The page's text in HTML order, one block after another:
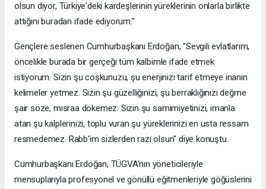
olsun diyor, Türkiye'deki kardeşlerinin yüreklerinin onlarla birlikte
attığını buradan ifade ediyorum."
Gençlere seslenen Cumhurbaşkanı Erdoğan, "Sevgili evlatlarım,
öncelikle burada bir gerçeği tüm kalbimle ifade etmek
istiyorum. Sizin şu coşkunuzu, şu enerjinizi tarif etmeye inanın
kelimeler yetmez. Sizin şu güzelliğinizi, şu berraklığınızı değme
şair söze, mısraa dökemez. Sizin şu samimiyetinizi, imanla
atan şu kalplerinizi, toplu vuran şu yüreklerinizi en usta ressam
resmedemez. Rabb'im sizlerden razı olsun" diye konuştu.
Cumhurbaşkanı Erdoğan, TÜGVA'nın yöneticileriyle
mensuplarıyla profesyonel ve gönüllü eğitmenleriyle göğüslerini